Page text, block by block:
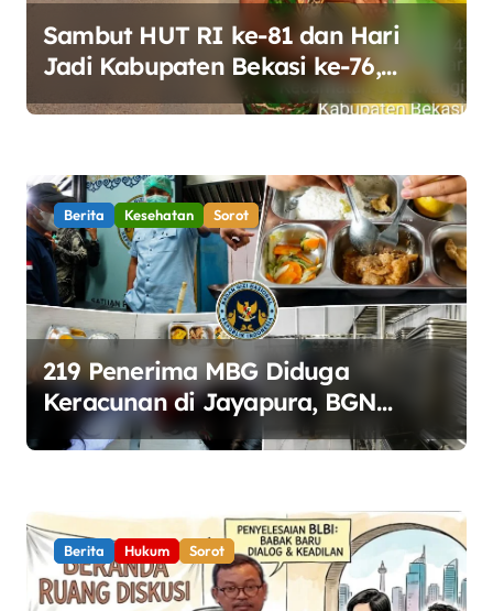
Sambut HUT RI ke-81 dan Hari
Jadi Kabupaten Bekasi ke-76,
Pemdes Muara bakti Gotong
Berita Kesehatan Sorot
219 Penerima MBG Diduga
Keracunan di Jayapura, BGN
Perketat Pengawasan Keamanan
Berita Hukum Sorot